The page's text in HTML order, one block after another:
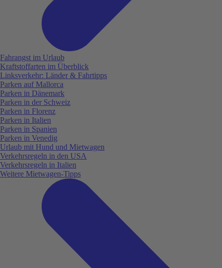
Fahrangst im Urlaub
Kraftstoffarten im Überblick
Linksverkehr: Länder & Fahrtipps
Parken auf Mallorca
Parken in Dänemark
Parken in der Schweiz
Parken in Florenz
Parken in Italien
Parken in Spanien
Parken in Venedig
Urlaub mit Hund und Mietwagen
Verkehrsregeln in den USA
Verkehrsregeln in Italien
Weitere Mietwagen-Tipps